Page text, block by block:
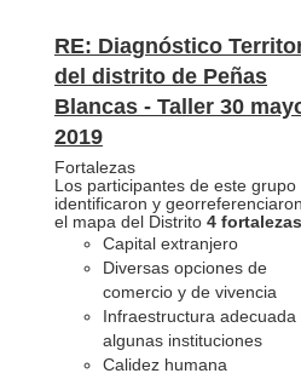
RE: Diagnóstico
del distrito de Peñas
Blancas - Taller 30
2019
Fortalezas
Los participantes de este grupo
identificaron y
el mapa del Distrito 4
Capital extranjero
Diversas opciones de
comercio y de vivencia
Infraestructura adecuada
algunas instituciones
Calidez humana